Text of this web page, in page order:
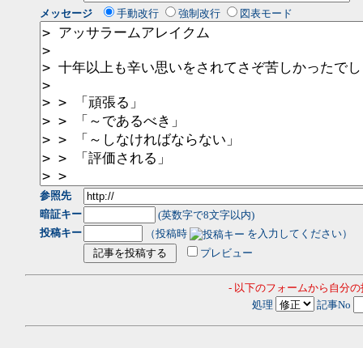
メッセージ
手動改行 強制改行 図表モード
参照先
暗証キー
(英数字で8文字以内)
投稿キー
（投稿時
を入力してください）
プレビュー
- 以下のフォームから自分
処理
記事No